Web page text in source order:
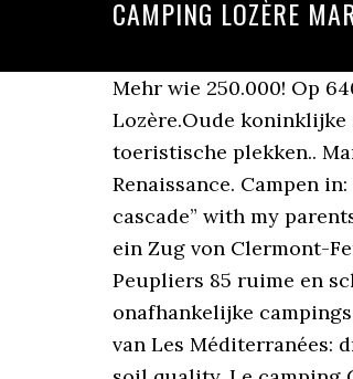
CAMPING LOZÈRE
Mehr wie 250.000! Op 640 meter boven de zeespiegel, tussen Aubrac en Margeride, staat Marvejols, belangrijkste stad van Lozère.Oude koninklijke stad van Gevaudan onder Henri IV, het is gelegen in de buurt van de Gorges du Tarn en de Causses, toeristische plekken.. Marvejols heeft een architectuur wordt gekenmerkt door haar middeleeuwse verleden, maar ook door de Renaissance. Campen in: Lozère. ACSI: seit 1965 der Campingspezialist von Europa. Last summer, we ‘ve been to the “camping la cascade” with my parents. Verwaltungsgebiete. Zweimal täglich fahren Regionalexpress-Züge (TER) von ... Je einmal am Tag hält ein Zug von Clermont-Ferrand nach Beziers bzw. Chirac - Lozère. Begrensd door de rivier, de Lot, en op 3 ha biedt de Clos des Peupliers 85 ruime en schaduwvolle staanplaatsen voor tent, caravan of campingcar. Campings in Italy. Les Mediterranées zijn drie onafhankelijke campings van topklasse, verschillend van geest, maar ideaal gelegen met hun voeten in het ... Het magische recept van Les Méditerranées: drie aaneengeschakelde droomcampings. There is barely any agricultural farming in Lozère due to poor soil quality. Le camping CAMPING MUNICIPAL EUROPE est situé à Marvejols en Lozère, en Occitanie, où vous en prendrez plein la vue tant l'Occitanie est riche en merveilles. Campings in Portugal. Een prachtige vakantie op een camping in Lozère. mit 2 Personen mit Ihrem Zelt/Caravan in der Nebensaison Have you chosen a camping holiday in Lozère or more specifically a campsite in Marvejols? Campingplatz Les Légendes du Gévaudan Marjevols. Een campingvakantie in de Lozère is een garantie voor één van de mooiste natuurvakanties in Frankrijk.In het noorden ontdek je oude vulkanische gebieden met een rijke en ongerepte flora en fauna. Lozère (French pronunciation: ... Marvejols (4808) Mende-1 (4809) Mende-2 (4810) Saint-Alban-sur-Limagnole (4811) Saint-Chély-d'Apcher (4812) Saint-Étienne-du-Valdonnez (4813) Economy. Camping Lozère. During your